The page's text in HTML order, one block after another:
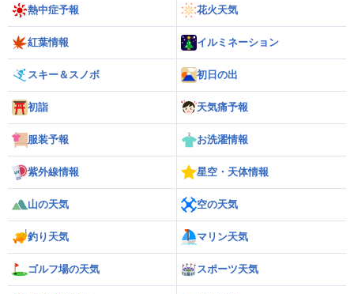
熱中症予報 花火天気
紅葉情報 イルミネーション
スキー＆スノボ 初日の出
初詣 天気痛予報
服装予報 お洗濯情報
紫外線情報 星空・天体情報
山の天気 空の天気
釣り天気 マリン天気
ゴルフ場の天気 スポーツ天気